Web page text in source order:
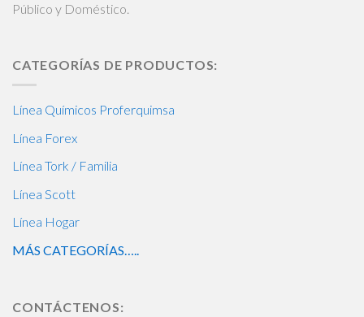
Público y Doméstico.
CATEGORÍAS DE PRODUCTOS:
Línea Químicos Proferquimsa
Línea Forex
Línea Tork / Familia
Línea Scott
Línea Hogar
MÁS CATEGORÍAS…..
CONTÁCTENOS: